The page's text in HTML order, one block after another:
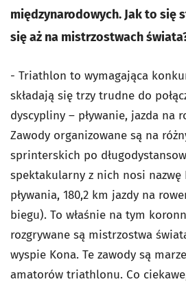
międzynarodowych. Jak to się
się aż na mistrzostwach
- Triathlon to wymagająca
składają się trzy trudne do
dyscypliny – pływanie, jazda na
Zawody organizowane są na
sprinterskich po
spektakularny z nich nosi nazwę
pływania, 180,2 km jazdy na
biegu). To właśnie na tym
rozgrywane są mistrzostwa
wyspie Kona. Te zawody są
amatorów triathlonu. Co